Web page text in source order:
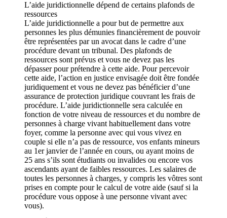
L’aide juridictionnelle dépend de certains plafonds de
ressources
L’aide juridictionnelle a pour but de permettre aux
personnes les plus démunies financièrement de pouvoir
être représentées par un avocat dans le cadre d’une
procédure devant un tribunal. Des plafonds de
ressources sont prévus et vous ne devez pas les
dépasser pour prétendre à cette aide. Pour percevoir
cette aide, l’action en justice envisagée doit être fondée
juridiquement et vous ne devez pas bénéficier d’une
assurance de protection juridique couvrant les frais de
procédure. L’aide juridictionnelle sera calculée en
fonction de votre niveau de ressources et du nombre de
personnes à charge vivant habituellement dans votre
foyer, comme la personne avec qui vous vivez en
couple si elle n’a pas de ressource, vos enfants mineurs
au 1er janvier de l’année en cours, ou ayant moins de
25 ans s’ils sont étudiants ou invalides ou encore vos
ascendants ayant de faibles ressources. Les salaires de
toutes les personnes à charges, y compris les vôtres sont
prises en compte pour le calcul de votre aide (sauf si la
procédure vous oppose à une personne vivant avec
vous).